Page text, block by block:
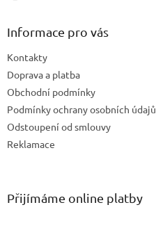
Informace pro vás
Kontakty
Doprava a platba
Obchodní podmínky
Podmínky ochrany osobních údajů
Odstoupení od smlouvy
Reklamace
Přijímáme online platby